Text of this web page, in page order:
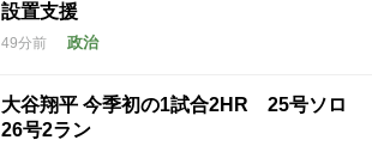
設置支援
49分前 政治
大谷翔平 今季初の1試合2HR 25号ソロ
26号2ラン